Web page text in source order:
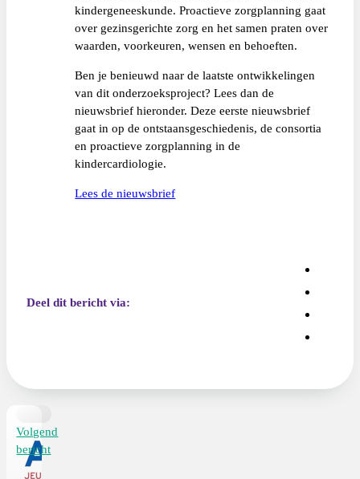
kindergeneeskunde. Proactieve zorgplanning gaat
over gezinsgerichte zorg en het samen praten over
waarden, voorkeuren, wensen en behoeften.
Ben je benieuwd naar de laatste ontwikkelingen
van dit onderzoeksproject? Lees dan de
nieuwsbrief hieronder. Deze eerste nieuwsbrief
gaat in op de ontstaansgeschiedenis, de consortia
en proactieve zorgplanning in de
kindercardiologie.
Lees de nieuwsbrief
Deel dit bericht via:
Volgend
bericht